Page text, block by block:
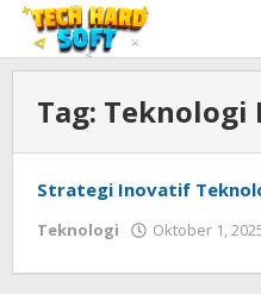
Lewati
konten
Tag: Teknologi
Strategi Inovatif
Teknologi Oktober 1,